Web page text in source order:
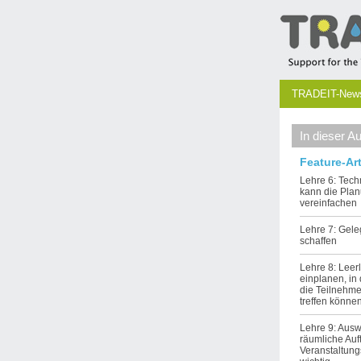
TRADEIT-
In dieser
Feature-
Lehre 6:
kann die
vereinfachen
Lehre 7:
schaffen
Lehre 8:
einplanen, in
die
treffen können
Lehre 9:
räumliche